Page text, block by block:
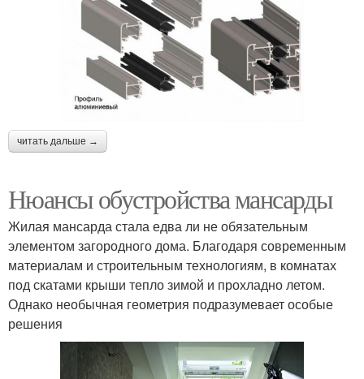
читать дальше →
Нюансы обустройства мансарды
Жилая мансарда стала едва ли не обязательным
элементом загородного дома. Благодаря современным
материалам и строительным технологиям, в комнатах
под скатами крыши тепло зимой и прохладно летом.
Однако необычная геометрия подразумевает особые
решения